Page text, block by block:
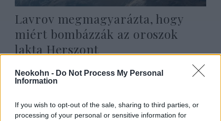
Neokohn - Do Not Process My Personal
Information
If you wish to opt-out of the sale, sharing to third parties, or
processing of your personal or sensitive information for
Lavrov megmagyarázta, hogy
miért bombázzák az oroszok
lakta Herszont
2022. december 4.